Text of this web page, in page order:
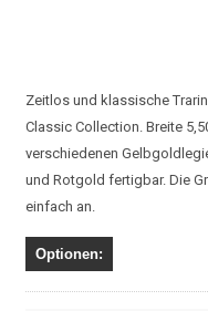
Zeitlos und klassische
Classic Collection. Breite
verschiedenen
und Rotgold fertigbar. Die
einfach an.
Optionen: